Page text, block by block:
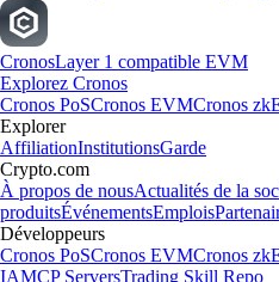
CronosLayer 1 compatible EVM
Explorez Cronos
Cronos PoSCronos EVMCronos
Explorer
AffiliationInstitutionsGarde
Crypto.com
À propos de nousActualités de la
produitsÉvénementsEmplois
Développeurs
Cronos PoSCronos EVMCronos
IAMCP ServersTrading Skill Repo